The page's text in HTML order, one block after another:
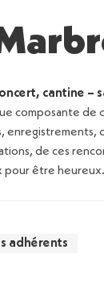
cantine –
composante de
enregistrements,
de ces
pour être
adhérents